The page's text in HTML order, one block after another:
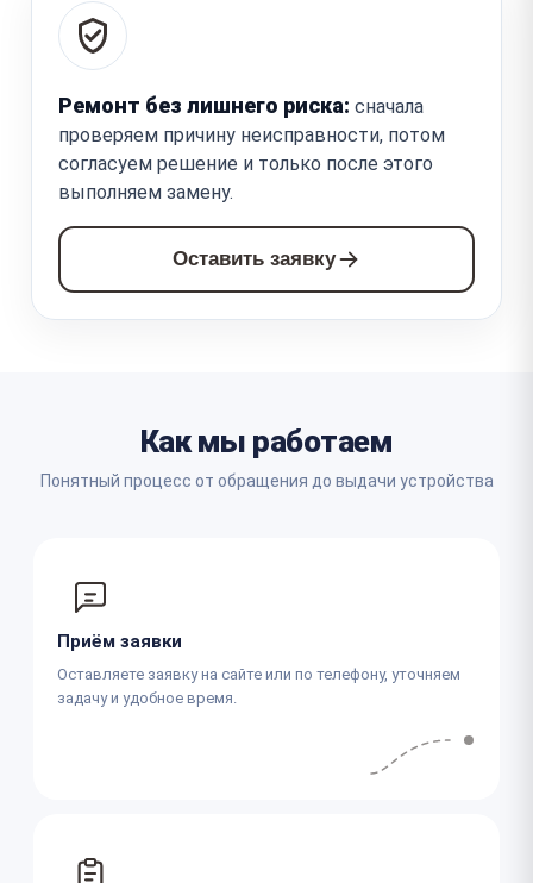
Ремонт без лишнего риска: сначала
проверяем причину неисправности, потом
согласуем решение и только после этого
выполняем замену.
Оставить заявку
Как мы работаем
Понятный процесс от обращения до выдачи устройства
Приём заявки
Оставляете заявку на сайте или по телефону, уточняем
задачу и удобное время.